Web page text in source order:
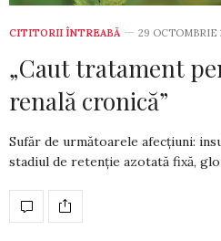
CITITORII ÎNTREABĂ 29 OCTOMBRIE
„Caut tratament
renală cronică”
Sufăr de următoarele afecțiuni:
stadiul de retenție azotată fixă,